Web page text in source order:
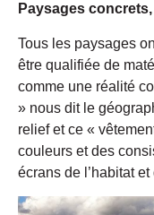
Paysages
Tous les paysages
être qualifiée de
comme une réalité
» nous dit le
relief et ce «
couleurs et des
écrans de l’habitat